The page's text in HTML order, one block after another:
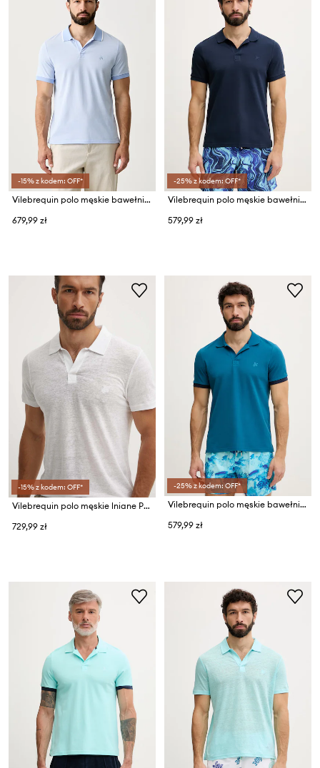
-15% z kodem: OFF*
Vilebrequin polo męskie bawełniane PALATIN
679,99 zł
-25% z kodem: OFF*
Vilebrequin polo męskie bawełniane PALATIN
579,99 zł
-15% z kodem: OFF*
Vilebrequin polo męskie lniane PYRAMID
729,99 zł
-25% z kodem: OFF*
Vilebrequin polo męskie bawełniane PALATIN
579,99 zł